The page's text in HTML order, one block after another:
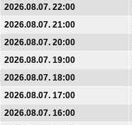
2026.08.07. 22:00
2026.08.07. 21:00
2026.08.07. 20:00
2026.08.07. 19:00
2026.08.07. 18:00
2026.08.07. 17:00
2026.08.07. 16:00